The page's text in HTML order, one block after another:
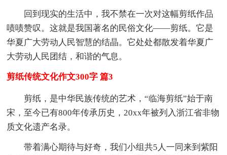
回到现实的生活中，我不禁在一次对这幅剪纸作品
啧啧赞叹。这就是我国著名的民俗文化——剪纸。它是
华夏广大劳动人民智慧的结晶。它处处都散发着华夏广
大劳动人民团结，和谐的气息。
剪纸传统文化作文300字 篇3
剪纸，是中华民族传统的艺术，“临海剪纸”始于南
宋，至今已有800年传承历史，20xx年被列入浙江省非物
质文化遗产名录。
带着满心期待与好奇，我们小组共5人一同来到紫阳